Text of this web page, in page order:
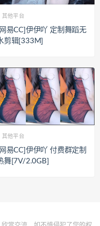
其他平台
易CC]伊伊吖 定制舞蹈无
剪辑[333M]
其他平台
易CC]伊伊吖 付费群定制
舞[7V/2.0GB]